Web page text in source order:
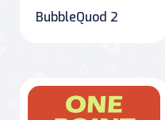
BubbleQuod 2